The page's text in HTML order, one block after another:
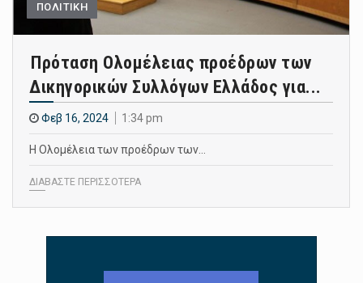
ΠΟΛΙΤΙΚΗ
Πρόταση Ολομέλειας προέδρων των
Δικηγορικών Συλλόγων Ελλάδος για...
Φεβ 16, 2024 1:34 pm
Η Ολομέλεια των προέδρων των…
ΔΙΑΒΑΣΤΕ ΠΕΡΙΣΣΟΤΕΡΑ